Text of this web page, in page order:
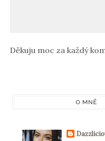
Děkuju moc za každý
O MNĚ